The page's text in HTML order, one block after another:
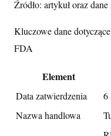
Źródło: artykuł oraz
Kluczowe dane
FDA
Element
Data zatwierdzenia
6
Nazwa handlowa